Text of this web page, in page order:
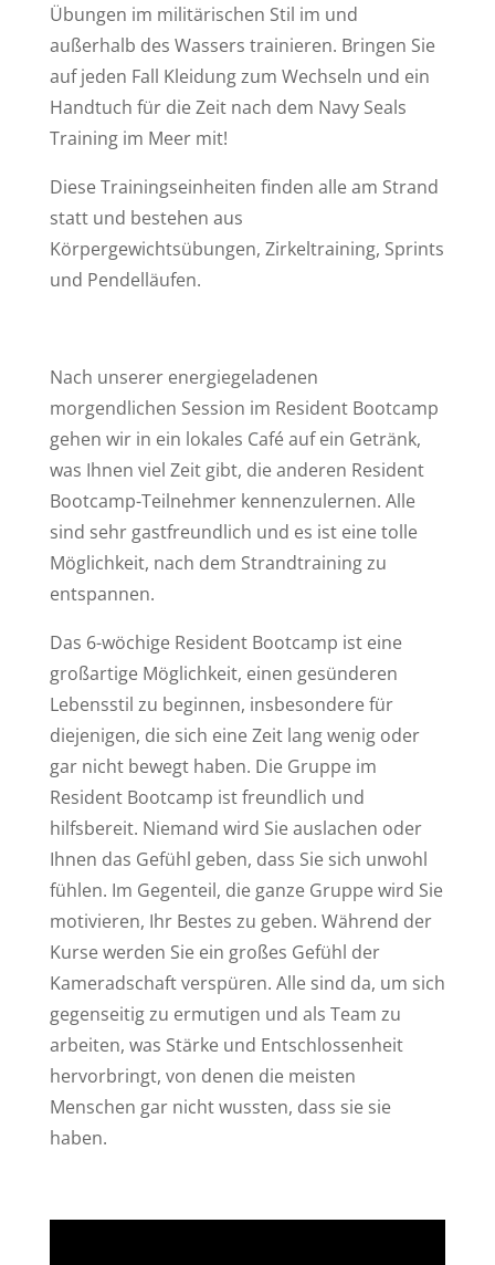
Übungen im militärischen Stil im und
außerhalb des Wassers trainieren. Bringen Sie
auf jeden Fall Kleidung zum Wechseln und ein
Handtuch für die Zeit nach dem Navy Seals
Training im Meer mit!
Diese Trainingseinheiten finden alle am Strand
statt und bestehen aus
Körpergewichtsübungen, Zirkeltraining, Sprints
und Pendelläufen.
Nach unserer energiegeladenen
morgendlichen Session im Resident Bootcamp
gehen wir in ein lokales Café auf ein Getränk,
was Ihnen viel Zeit gibt, die anderen Resident
Bootcamp-Teilnehmer kennenzulernen. Alle
sind sehr gastfreundlich und es ist eine tolle
Möglichkeit, nach dem Strandtraining zu
entspannen.
Das 6-wöchige Resident Bootcamp ist eine
großartige Möglichkeit, einen gesünderen
Lebensstil zu beginnen, insbesondere für
diejenigen, die sich eine Zeit lang wenig oder
gar nicht bewegt haben. Die Gruppe im
Resident Bootcamp ist freundlich und
hilfsbereit. Niemand wird Sie auslachen oder
Ihnen das Gefühl geben, dass Sie sich unwohl
fühlen. Im Gegenteil, die ganze Gruppe wird Sie
motivieren, Ihr Bestes zu geben. Während der
Kurse werden Sie ein großes Gefühl der
Kameradschaft verspüren. Alle sind da, um sich
gegenseitig zu ermutigen und als Team zu
arbeiten, was Stärke und Entschlossenheit
hervorbringt, von denen die meisten
Menschen gar nicht wussten, dass sie sie
haben.